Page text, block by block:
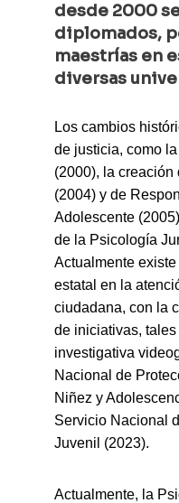
desde 2000
diplomados,
maestrías en
diversas
Los cambios
de justicia, como
(2000), la
(2004) y de
Adolescente
de la Psicología
Actualmente
estatal en la
ciudadana, con la
de iniciativas,
investigativa
Nacional de
Niñez y
Servicio Nacional
Juvenil (2023).
Actualmente, la